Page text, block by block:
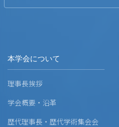
本学会について
理事長挨拶
学会概要・沿革
歴代理事長・歴代学術集会会